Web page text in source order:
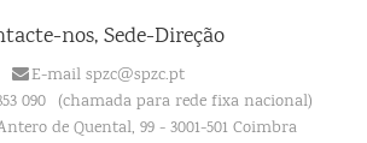
nos, Sede-Direção
E-mail spzc@spzc.pt
090 (chamada para rede fixa nacional)
de Quental, 99 - 3001-501 Coimbra